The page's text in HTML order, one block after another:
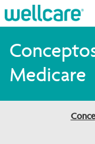
Explorar los Planes
Miembros
Medicare